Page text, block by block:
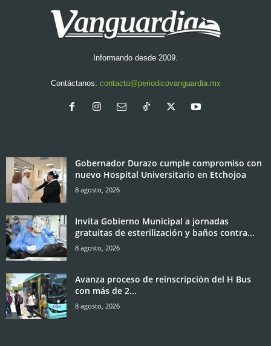
Informando desde 2009.
Contáctanos: contacto@periodicovanguardia.mx
Gobernador Durazo cumple compromiso con
nuevo Hospital Universitario en Etchojoa
8 agosto, 2026
Invita Gobierno Municipal a jornadas
gratuitas de esterilización y baños contra...
8 agosto, 2026
Avanza proceso de reinscripción del H Bus
con más de 2...
8 agosto, 2026